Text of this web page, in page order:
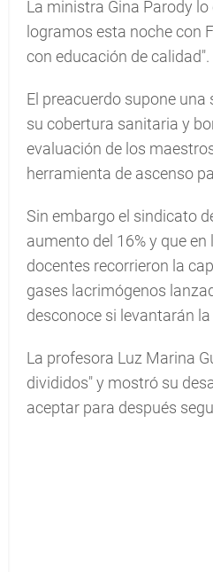
La ministra Gina Parody
logramos esta noche con
con educación de calidad".
El preacuerdo supone
su cobertura sanitaria y
evaluación de los
herramienta de ascenso
Sin embargo el sindicato
aumento del 16% y que
docentes recorrieron la
gases lacrimógenos
desconoce si levantarán
La profesora Luz Marina
divididos" y mostró su
aceptar para después